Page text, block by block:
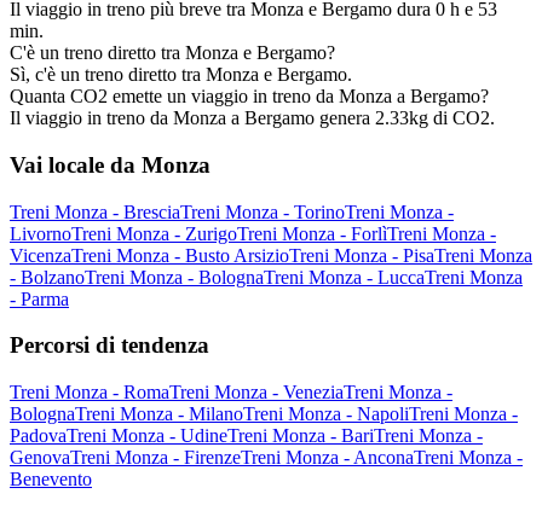
Il viaggio in treno più breve tra Monza e Bergamo dura 0 h e 53
min.
C'è un treno diretto tra Monza e Bergamo?
Sì, c'è un treno diretto tra Monza e Bergamo.
Quanta CO2 emette un viaggio in treno da Monza a Bergamo?
Il viaggio in treno da Monza a Bergamo genera 2.33kg di CO2.
Vai locale da Monza
Treni Monza - BresciaTreni Monza - TorinoTreni Monza -
LivornoTreni Monza - ZurigoTreni Monza - ForlìTreni Monza -
VicenzaTreni Monza - Busto ArsizioTreni Monza - PisaTreni Monza
- BolzanoTreni Monza - BolognaTreni Monza - LuccaTreni Monza
- Parma
Percorsi di tendenza
Treni Monza - RomaTreni Monza - VeneziaTreni Monza -
BolognaTreni Monza - MilanoTreni Monza - NapoliTreni Monza -
PadovaTreni Monza - UdineTreni Monza - BariTreni Monza -
GenovaTreni Monza - FirenzeTreni Monza - AnconaTreni Monza -
Benevento